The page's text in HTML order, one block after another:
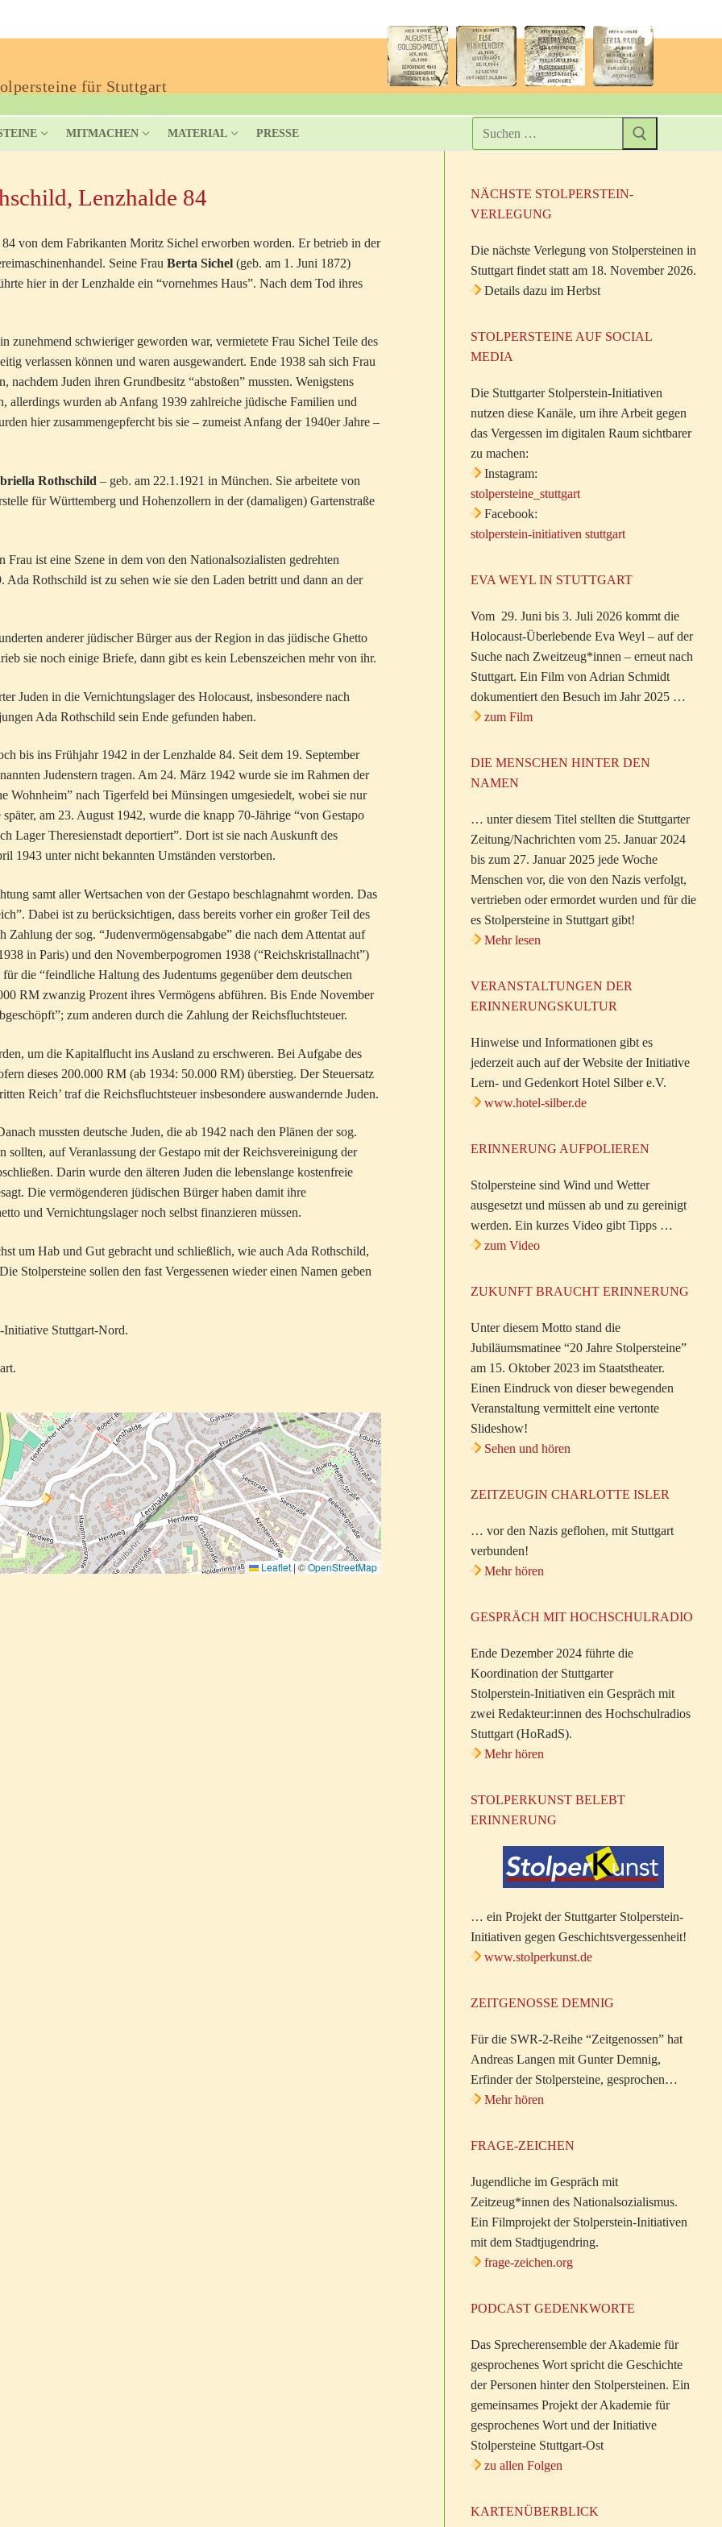
für Stuttgart
MITMACHEN MATERIAL PRESSE
Lenzhalde 84
von dem Fabrikanten Moritz Sichel erworben worden. Er betrieb in der
Seine Frau Berta Sichel (geb. am 1. Juni 1872)
hier in der Lenzhalde ein “vornehmes Haus”. Nach dem Tod ihres
zunehmend schwieriger geworden war, vermietete Frau Sichel Teile des
verlassen können und waren ausgewandert. Ende 1938 sah sich Frau
Juden ihren Grundbesitz “abstoßen” mussten. Wenigstens
allerdings wurden ab Anfang 1939 zahlreiche jüdische Familien und
hier zusammengepfercht bis sie – zumeist Anfang der 1940er Jahre –
Rothschild – geb. am 22.1.1921 in München. Sie arbeitete von
für Württemberg und Hohenzollern in der (damaligen) Gartenstraße
ist eine Szene in dem von den Nationalsozialisten gedrehten
Ada Rothschild ist zu sehen wie sie den Laden betritt und dann an der
anderer jüdischer Bürger aus der Region in das jüdische Ghetto
sie noch einige Briefe, dann gibt es kein Lebenszeichen mehr von ihr.
Juden in die Vernichtungslager des Holocaust, insbesondere nach
Ada Rothschild sein Ende gefunden haben.
bis ins Frühjahr 1942 in der Lenzhalde 84. Seit dem 19. September
Judenstern tragen. Am 24. März 1942 wurde sie im Rahmen der
Wohnheim” nach Tigerfeld bei Münsingen umgesiedelt, wobei sie nur
am 23. August 1942, wurde die knapp 70-Jährige “von Gestapo
Lager Theresienstadt deportiert”. Dort ist sie nach Auskunft des
1943 unter nicht bekannten Umständen verstorben.
samt aller Wertsachen von der Gestapo beschlagnahmt worden. Das
Dabei ist zu berücksichtigen, dass bereits vorher ein großer Teil des
der sog. “Judenvermögensabgabe” die nach dem Attentat auf
in Paris) und den Novemberpogromen 1938 (“Reichskristallnacht”)
die “feindliche Haltung des Judentums gegenüber dem deutschen
RM zwanzig Prozent ihres Vermögens abführen. Bis Ende November
zum anderen durch die Zahlung der Reichsfluchtsteuer.
um die Kapitalflucht ins Ausland zu erschweren. Bei Aufgabe des
dieses 200.000 RM (ab 1934: 50.000 RM) überstieg. Der Steuersatz
Reich’ traf die Reichsfluchtsteuer insbesondere auswandernde Juden.
mussten deutsche Juden, die ab 1942 nach den Plänen der sog.
auf Veranlassung der Gestapo mit der Reichsvereinigung der
Darin wurde den älteren Juden die lebenslange kostenfreie
Die vermögenderen jüdischen Bürger haben damit ihre
und Vernichtungslager noch selbst finanzieren müssen.
um Hab und Gut gebracht und schließlich, wie auch Ada Rothschild,
Stolpersteine sollen den fast Vergessenen wieder einen Namen geben
Stuttgart-Nord.
Leaflet | ©OpenStreetMap
NÄCHSTE STOLPERSTEIN-
VERLEGUNG
Die nächste Verlegung von Stolpersteinen in
Stuttgart findet statt am 18. November 2026.
Details dazu im Herbst
STOLPERSTEINE AUF SOCIAL
MEDIA
Die Stuttgarter Stolperstein-Initiativen
nutzen diese Kanäle, um ihre Arbeit gegen
das Vergessen im digitalen Raum sichtbarer
zu machen:
Instagram:
stolpersteine_stuttgart
Facebook:
stolperstein-initiativen stuttgart
EVA WEYL IN STUTTGART
Vom 29. Juni bis 3. Juli 2026 kommt die
Holocaust-Überlebende Eva Weyl – auf der
Suche nach Zweitzeug*innen – erneut nach
Stuttgart. Ein Film von Adrian Schmidt
dokumentiert den Besuch im Jahr 2025 …
zum Film
DIE MENSCHEN HINTER DEN
NAMEN
… unter diesem Titel stellten die Stuttgarter
Zeitung/Nachrichten vom 25. Januar 2024
bis zum 27. Januar 2025 jede Woche
Menschen vor, die von den Nazis verfolgt,
vertrieben oder ermordet wurden und für die
es Stolpersteine in Stuttgart gibt!
Mehr lesen
VERANSTALTUNGEN DER
ERINNERUNGSKULTUR
Hinweise und Informationen gibt es
jederzeit auch auf der Website der Initiative
Lern- und Gedenkort Hotel Silber e.V.
www.hotel-silber.de
ERINNERUNG AUFPOLIEREN
Stolpersteine sind Wind und Wetter
ausgesetzt und müssen ab und zu gereinigt
werden. Ein kurzes Video gibt Tipps …
zum Video
ZUKUNFT BRAUCHT ERINNERUNG
Unter diesem Motto stand die
Jubiläumsmatinee “20 Jahre Stolpersteine”
am 15. Oktober 2023 im Staatstheater.
Einen Eindruck von dieser bewegenden
Veranstaltung vermittelt eine vertonte
Slideshow!
Sehen und hören
ZEITZEUGIN CHARLOTTE ISLER
… vor den Nazis geflohen, mit Stuttgart
verbunden!
Mehr hören
GESPRÄCH MIT HOCHSCHULRADIO
Ende Dezember 2024 führte die
Koordination der Stuttgarter
Stolperstein-Initiativen ein Gespräch mit
zwei Redakteur:innen des Hochschulradios
Stuttgart (HoRadS).
Mehr hören
STOLPERKUNST BELEBT
ERINNERUNG
… ein Projekt der Stuttgarter Stolperstein-
Initiativen gegen Geschichtsvergessenheit!
www.stolperkunst.de
ZEITGENOSSE DEMNIG
Für die SWR-2-Reihe “Zeitgenossen” hat
Andreas Langen mit Gunter Demnig,
Erfinder der Stolpersteine, gesprochen…
Mehr hören
FRAGE-ZEICHEN
Jugendliche im Gespräch mit
Zeitzeug*innen des Nationalsozialismus.
Ein Filmprojekt der Stolperstein-Initiativen
mit dem Stadtjugendring.
frage-zeichen.org
PODCAST GEDENKWORTE
Das Sprecherensemble der Akademie für
gesprochenes Wort spricht die Geschichte
der Personen hinter den Stolpersteinen. Ein
gemeinsames Projekt der Akademie für
gesprochenes Wort und der Initiative
Stolpersteine Stuttgart-Ost
zu allen Folgen
KARTENÜBERBLICK